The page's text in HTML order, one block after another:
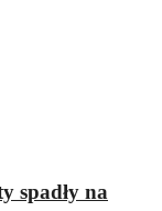
spadły na